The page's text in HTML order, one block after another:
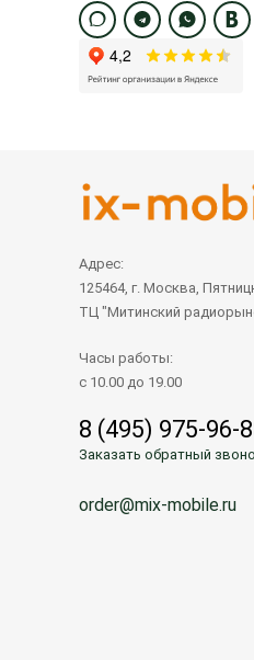
Адрес:
125464, г. Москва,
ТЦ "Митинский
Часы работы:
с 10.00 до 19.00
8 (495) 975-96-
Заказать обратный
order@mix-mobile.ru